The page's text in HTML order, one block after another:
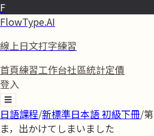
F
FlowType.AI
線上日文打字練習
首頁練習工作台社區統計定價
登入
☰
日語課程/新標準日本語 初級下冊/
ま，出かけてしまいました